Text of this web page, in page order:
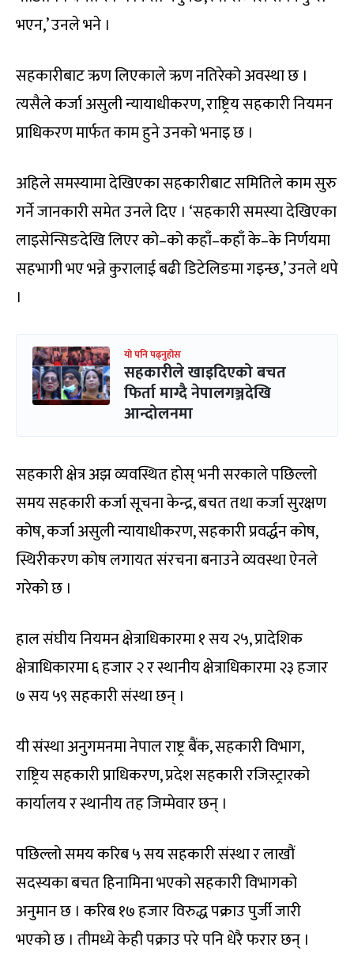
भएन,’ उनले भने ।
सहकारीबाट ऋण लिएकाले ऋण नतिरेको अवस्था छ ।
त्यसैले कर्जा असुली न्यायाधीकरण, राष्ट्रिय सहकारी नियमन
प्राधिकरण मार्फत काम हुने उनको भनाइ छ ।
अहिले समस्यामा देखिएका सहकारीबाट समितिले काम सुरु
गर्ने जानकारी समेत उनले दिए । ‘सहकारी समस्या देखिएका
लाइसेन्सिङदेखि लिएर को–को कहाँ–कहाँ के–के निर्णयमा
सहभागी भए भन्ने कुरालाई बढी डिटेलिङमा गइन्छ,’ उनले थपे
।
यो पनि पढ्नुहोस
सहकारीले खाइदिएको बचत
फिर्ता माग्दै नेपालगञ्जदेखि
आन्दोलनमा
सहकारी क्षेत्र अझ व्यवस्थित होस् भनी सरकाले पछिल्लो
समय सहकारी कर्जा सूचना केन्द्र, बचत तथा कर्जा सुरक्षण
कोष, कर्जा असुली न्यायाधीकरण, सहकारी प्रवर्द्धन कोष,
स्थिरीकरण कोष लगायत संरचना बनाउने व्यवस्था ऐनले
गरेको छ ।
हाल संघीय नियमन क्षेत्राधिकारमा १ सय २५, प्रादेशिक
क्षेत्राधिकारमा ६ हजार २ र स्थानीय क्षेत्राधिकारमा २३ हजार
७ सय ५९ सहकारी संस्था छन् ।
यी संस्था अनुगमनमा नेपाल राष्ट्र बैंक, सहकारी विभाग,
राष्ट्रिय सहकारी प्राधिकरण, प्रदेश सहकारी रजिस्ट्रारको
कार्यालय र स्थानीय तह जिम्मेवार छन् ।
पछिल्लो समय करिब ५ सय सहकारी संस्था र लाखौं
सदस्यका बचत हिनामिना भएको सहकारी विभागको
अनुमान छ । करिब १७ हजार विरुद्ध पक्राउ पुर्जी जारी
भएको छ । तीमध्ये केही पक्राउ परे पनि धेरै फरार छन् ।